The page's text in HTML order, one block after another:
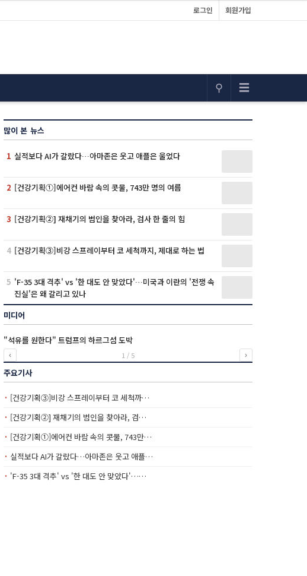
로그인 회원가입
⚲ ☰
많이 본 뉴스
1 실적보다 AI가 갈랐다…아마존은 웃고 애플은 울었다
2 [건강기획①]에어컨 바람 속의 콧물, 743만 명의 여름
3 [건강기획②] 재채기의 범인을 찾아라, 검사 한 줄의 힘
4 [건강기획③]비강 스프레이부터 코 세척까지, 제대로 하는 법
5 'F-35 3대 격추' vs '한 대도 안 맞았다'…미국과 이란의 '전쟁 속
진실'은 왜 갈리고 있나
미디어
"석유를 원한다" 트럼프의 하르그섬 도박
‹ 1 / 5 ›
주요기사
[건강기획③]비강 스프레이부터 코 세척까…
[건강기획②] 재채기의 범인을 찾아라, 검…
[건강기획①]에어컨 바람 속의 콧물, 743만…
실적보다 AI가 갈랐다…아마존은 웃고 애플…
'F-35 3대 격추' vs '한 대도 안 맞았다'……